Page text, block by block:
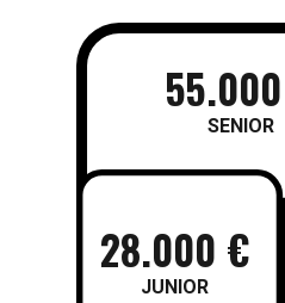
28.000 €
JUNIOR
SENIOR